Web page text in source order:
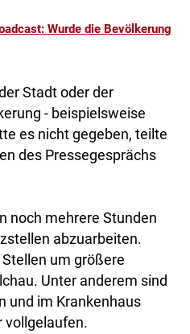
Wurde die Bevölkerung
Stadt oder der
- beispielsweise
es nicht gegeben, teilte
des Pressegesprächs
noch mehrere Stunden
abzuarbeiten.
um größere
Unter anderem sind
und im Krankenhaus
vollgelaufen.